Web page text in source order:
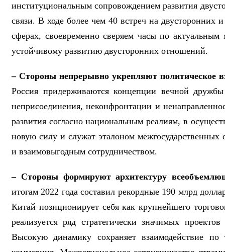
институциональным сопровождением развития
связи. В ходе более чем 40 встреч на двусторонних
сферах, своевременно сверяем часы по
устойчивому развитию двусторонних отношений.
– Стороны непрерывно укрепляют политическое
Россия придерживаются концепции вечной
неприсоединения, неконфронтации и
развития согласно национальным реалиям, в
новую силу и служат эталоном
и взаимовыгодным сотрудничеством.
– Стороны формируют архитектуру
итогам 2022 года составил рекордные 190 млрд
Китай позиционирует себя как крупнейшего
реализуется ряд стратегически значимых
Высокую динамику сохраняет взаимодействие по